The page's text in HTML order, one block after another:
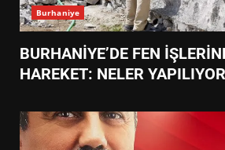
Burhaniye
BURHANİYE’DE FEN
HAREKET: NELER